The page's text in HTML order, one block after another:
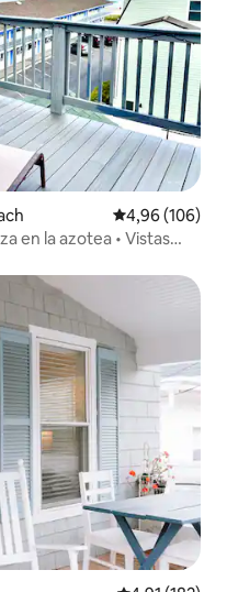
Calificación
4,96 (106)
en la azotea • Vistas